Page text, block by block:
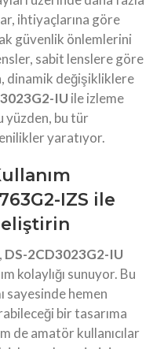
ihtiyaçlarına göre
güvenlik önlemlerini
sabit lenslere göre
dinamik değişikliklere
IUile izleme
yüzden, bu tür
yaratıyor.
IZS ile
DS-2CD3023G2-IU
kolaylığı sunuyor. Bu
sayesinde hemen
bir tasarıma
de amatör kullanıcılar